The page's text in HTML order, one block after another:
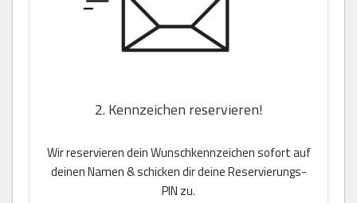
2. Kennzeichen reservieren!
Wir reservieren dein Wunschkennzeichen sofort auf
deinen Namen & schicken dir deine Reservierungs-
PIN zu.